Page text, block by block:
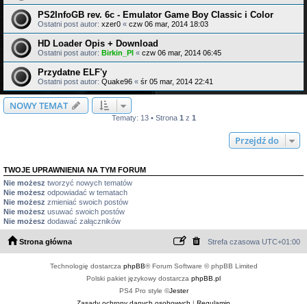
PS2InfoGB rev. 6c - Emulator Game Boy Classic i Color
Ostatni post autor: xzer0 « czw 06 mar, 2014 18:03
HD Loader Opis + Download
Ostatni post autor: Birkin_Pl « czw 06 mar, 2014 06:45
Przydatne ELF'y
Ostatni post autor: Quake96 « śr 05 mar, 2014 22:41
NOWY TEMAT
Tematy: 13 • Strona 1 z 1
Przejdź do
TWOJE UPRAWNIENIA NA TYM FORUM
Nie możesz tworzyć nowych tematów
Nie możesz odpowiadać w tematach
Nie możesz zmieniać swoich postów
Nie możesz usuwać swoich postów
Nie możesz dodawać załączników
Strona główna Strefa czasowa UTC+01:00
Technologię dostarcza phpBB® Forum Software © phpBB Limited
Polski pakiet językowy dostarcza phpBB.pl
PS4 Pro style ©Jester